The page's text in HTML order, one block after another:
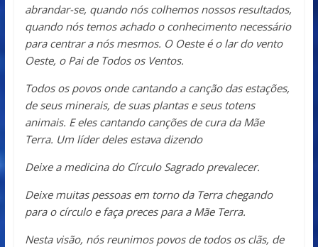
abrandar-se, quando nós colhemos nossos resultados,
quando nós temos achado o conhecimento necessário
para centrar a nós mesmos. O Oeste é o lar do vento
Oeste, o Pai de Todos os Ventos.
Todos os povos onde cantando a canção das estações,
de seus minerais, de suas plantas e seus totens
animais. E eles cantando canções de cura da Mãe
Terra. Um líder deles estava dizendo
Deixe a medicina do Círculo Sagrado prevalecer.
Deixe muitas pessoas em torno da Terra chegando
para o círculo e faça preces para a Mãe Terra.
Nesta visão, nós reunimos povos de todos os clãs, de